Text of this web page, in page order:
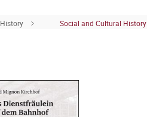
History Social and Cultural History